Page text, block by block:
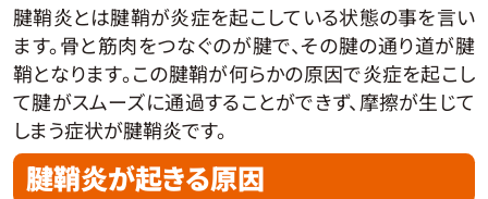
腱鞘炎とは腱鞘が炎症を起こしている状態の事を言い
ます。骨と筋肉をつなぐのが腱で、その腱の通り道が腱
鞘となります。この腱鞘が何らかの原因で炎症を起こし
て腱がスムーズに通過することができず、摩擦が生じて
しまう症状が腱鞘炎です。
腱鞘炎が起きる原因